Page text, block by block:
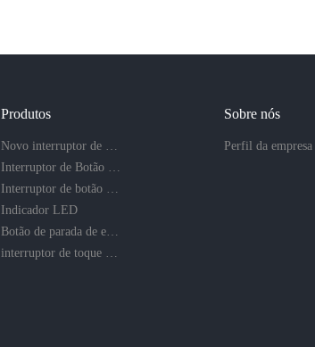
Produtos
Novo interruptor de botão
Interruptor de Botão de Metal
Interruptor de botão de plástico
Indicador LED
Botão de parada de emergência
interruptor de toque e botão piezo
Sobre nós
Perfil da empresa